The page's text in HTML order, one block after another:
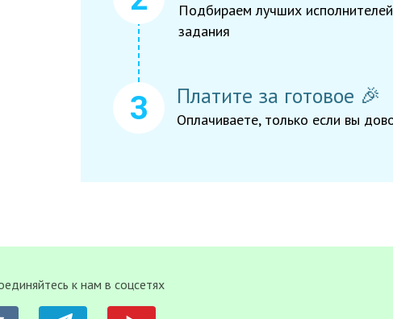
Подбираем лучших
задания
Платите за готовое 🎉
Оплачиваете, только если вы
к нам в соцсетях